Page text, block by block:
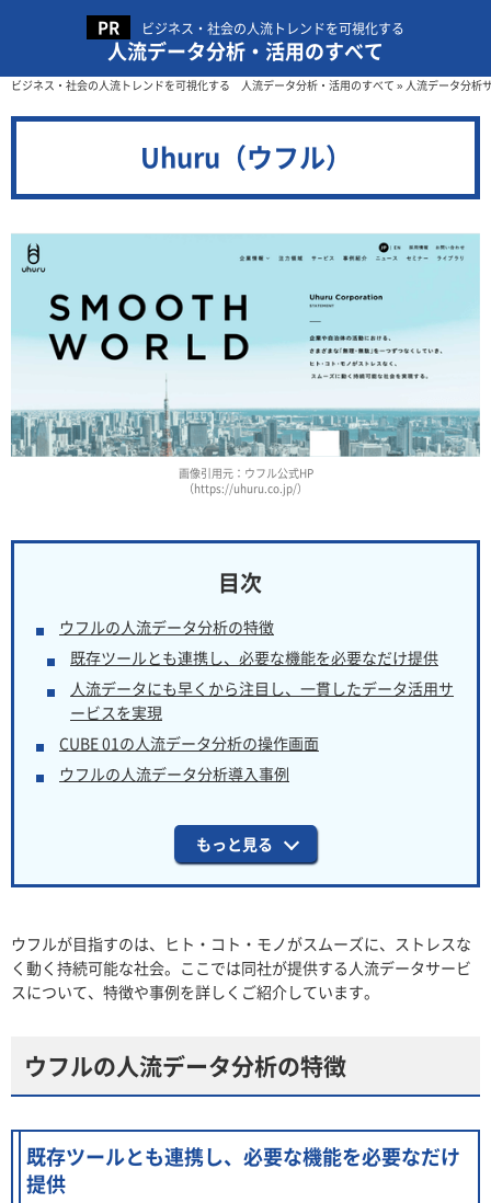
ビジネス・社会の人流トレンドを可視化する
人流データ分析・活用のすべて
ビジネス・社会の人流トレンドを可視化する 人流データ分析・活用のすべて » 人流データ分析
Uhuru（ウフル）
画像引用元：ウフル公式HP
（https://uhuru.co.jp/）
ウフルの人流データ分析の特徴
既存ツールとも連携し、必要な機能を必要なだけ提供
人流データにも早くから注目し、一貫したデータ活用サ
ービスを実現
CUBE 01の人流データ分析の操作画面
ウフルの人流データ分析導入事例
もっと見る
ウフルが目指すのは、ヒト・コト・モノがスムーズに、ストレスな
く動く持続可能な社会。ここでは同社が提供する人流データサービ
スについて、特徴や事例を詳しくご紹介しています。
ウフルの人流データ分析の特徴
既存ツールとも連携し、必要な機能を必要なだけ
提供